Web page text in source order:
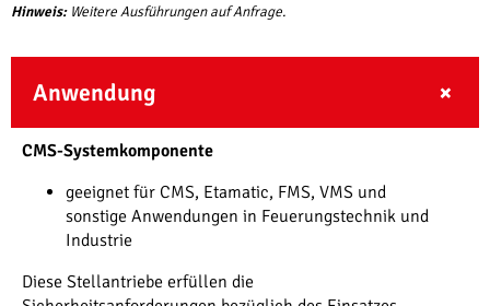
Hinweis:Weitere Ausführungen auf Anfrage.
Anwendung
CMS-Systemkomponente
geeignet für CMS, Etamatic, FMS, VMS und
sonstige Anwendungen in Feuerungstechnik und
Industrie
Diese Stellantriebe erfüllen die